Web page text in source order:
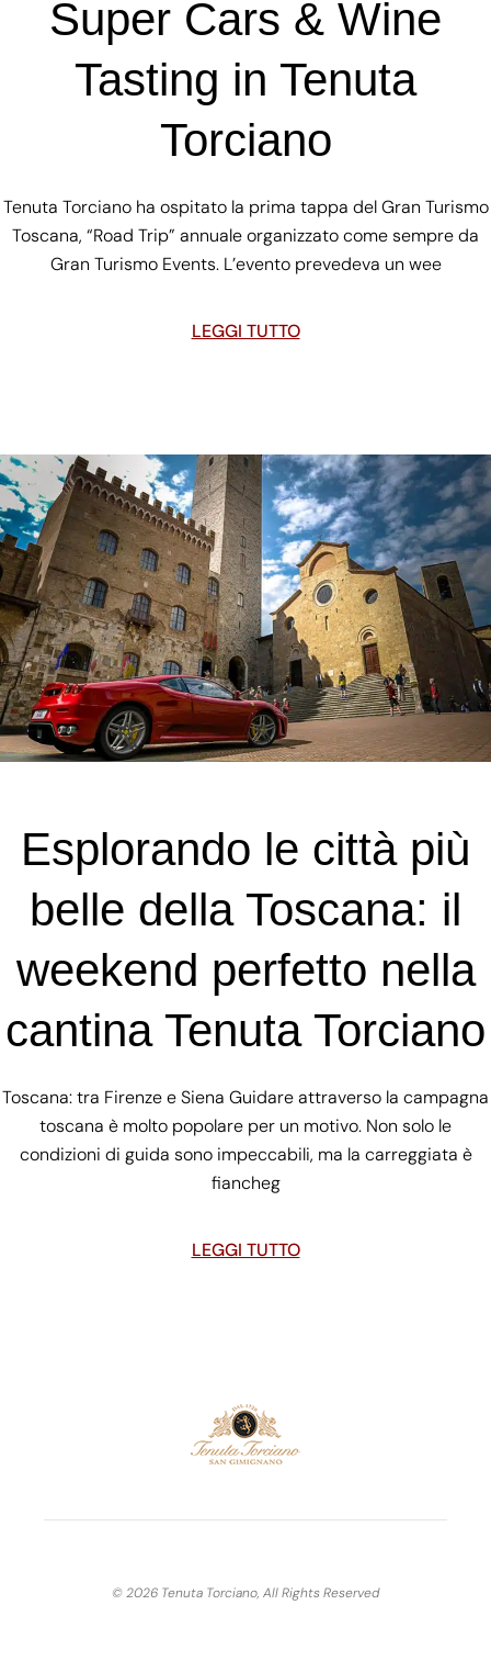
Super Cars & Wine
Tasting in Tenuta
Torciano
Tenuta Torciano ha ospitato la prima tappa del Gran Turismo
Toscana, “Road Trip” annuale organizzato come sempre da
Gran Turismo Events. L’evento prevedeva un wee
LEGGI TUTTO
Esplorando le città più
belle della Toscana: il
weekend perfetto nella
cantina Tenuta Torciano
Toscana: tra Firenze e Siena Guidare attraverso la campagna
toscana è molto popolare per un motivo. Non solo le
condizioni di guida sono impeccabili, ma la carreggiata è
fiancheg
LEGGI TUTTO
© 2026 Tenuta Torciano, All Rights Reserved